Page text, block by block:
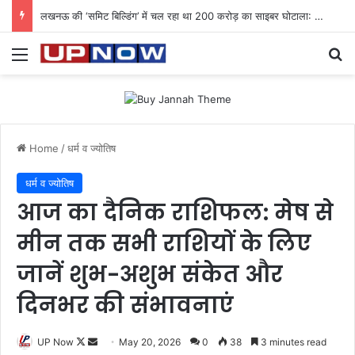
लखनऊ की ‘समिट बिल्डिंग’ में चल रहा था 200 करोड़ का साइबर घोटाला: 40 युवतियों समेत 119 गिरफ्तार
Menu
Home /धर्म व ज्योतिष
धर्म व ज्योतिष
आज का दैनिक राशिफल: मेष से
मीन तक सभी राशियों के लिए
जानें शुभ-अशुभ संकेत और
दिनभर की संभावनाएं
UP Now
Follow
Send May 20, 2026 0 38 3 minutes read